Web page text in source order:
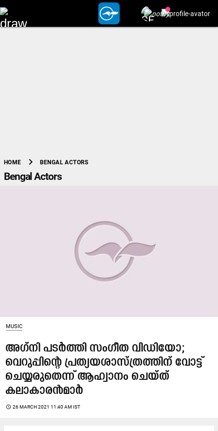
HOME chevron_right BENGAL ACTORS
Bengal Actors
MUSIC
അഗ്​നി പടർത്തി സംഗീത വിഡിയോ;
വെറുപ്പിന്‍റെ പ്രത്യയശാസ്​ത്രത്തിന്​ വോട്ട്​
ചെയ്യരുതെന്ന്​ ആഹ്വാനം ചെയ്​ത്​
കലാകാരൻമാർ
access_time 26 MARCH 2021 11:40 AM IST